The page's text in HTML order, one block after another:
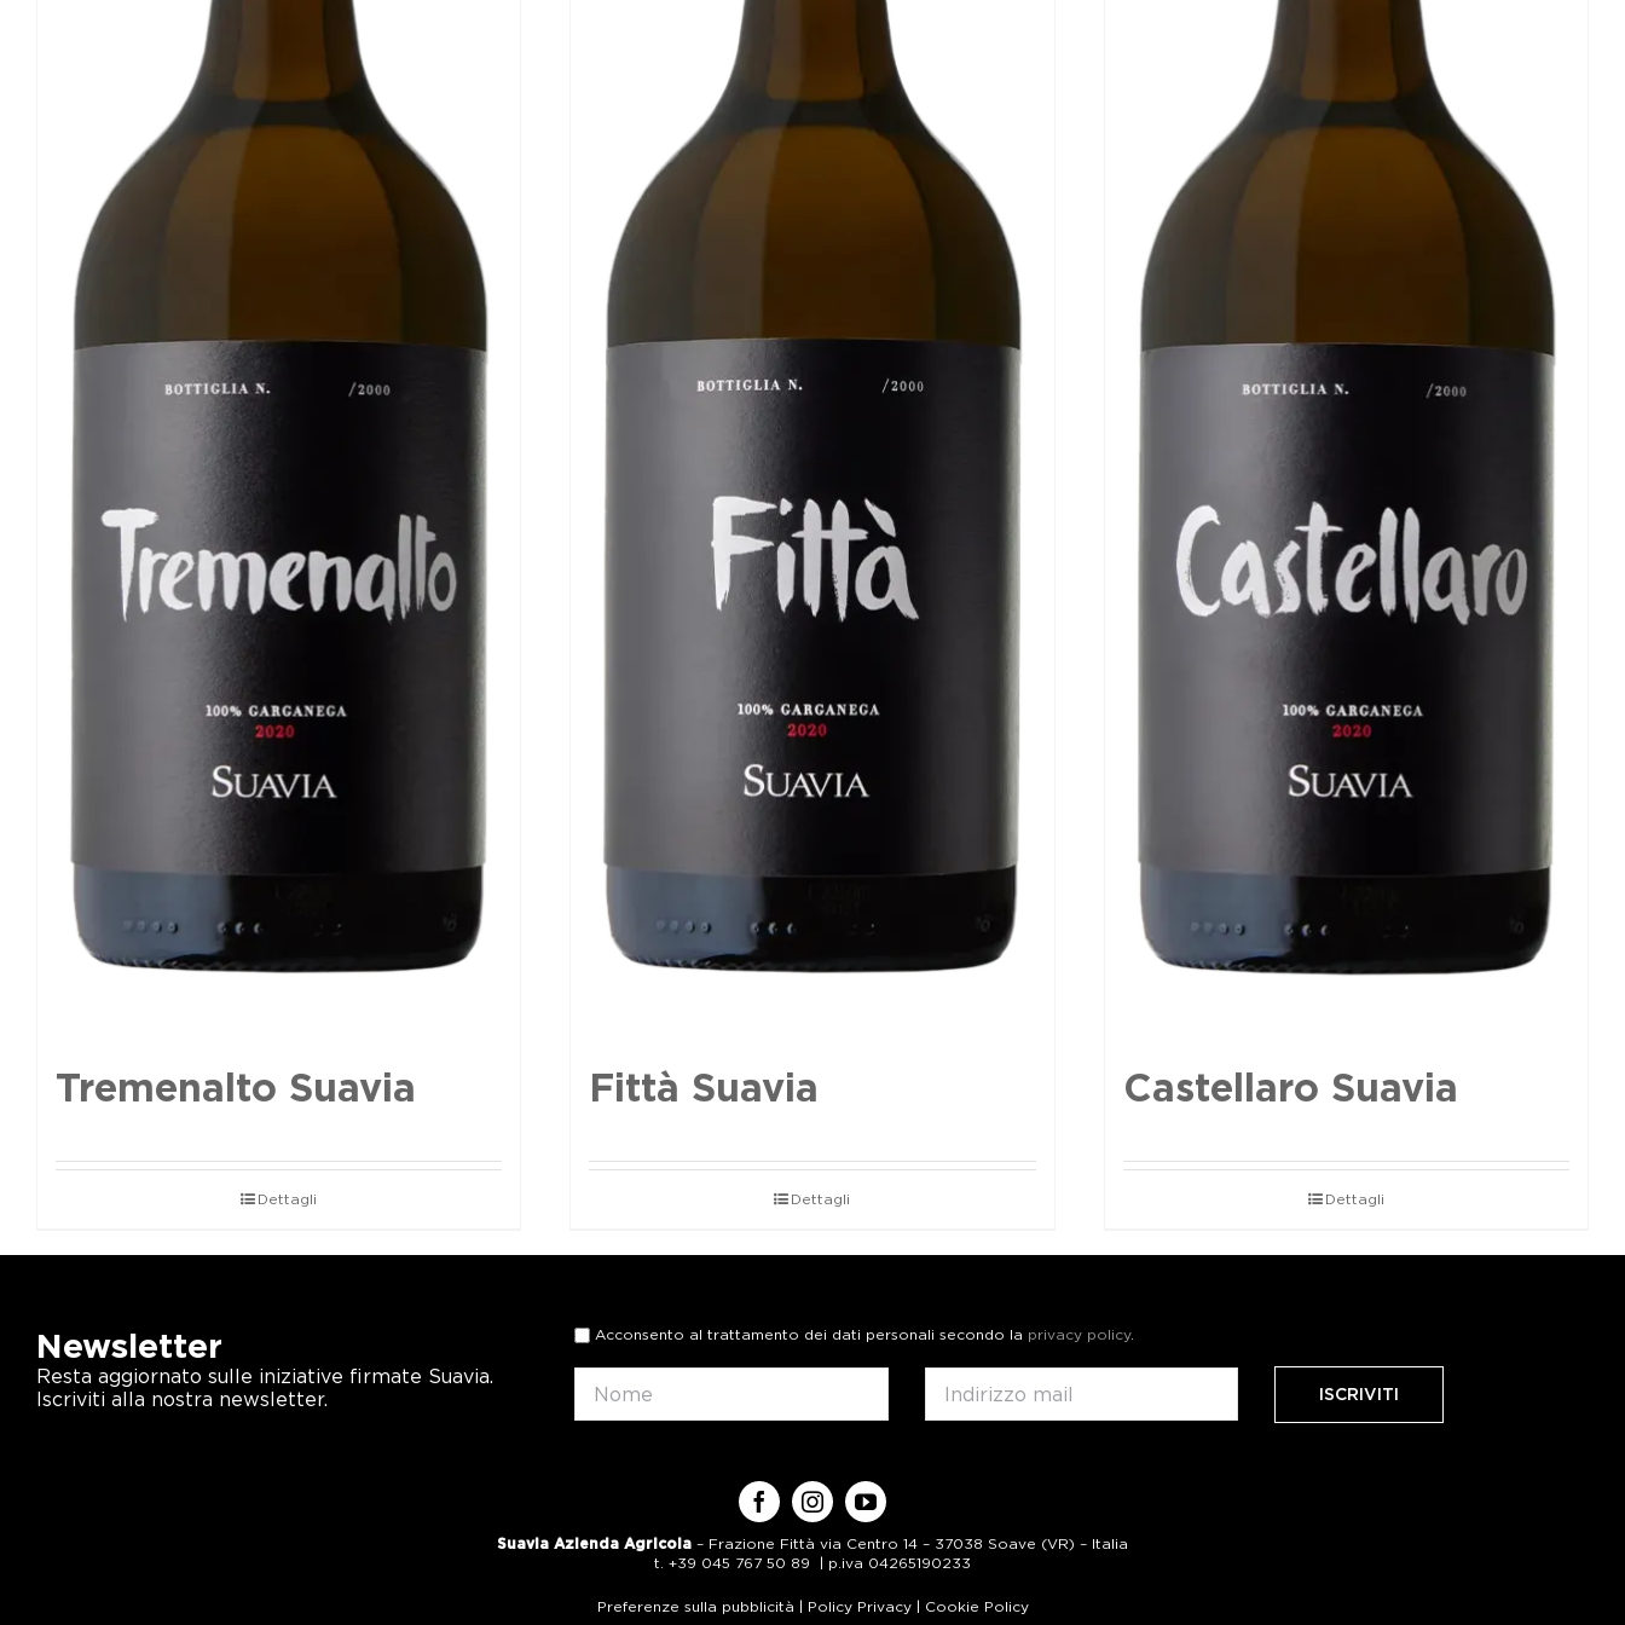
Tremenalto Suavia
Dettagli
Fittà Suavia
Dettagli
Castellaro Suavia
Dettagli
Newsletter
Resta aggiornato sulle iniziative firmate Suavia.
Iscriviti alla nostra newsletter.
Acconsento al trattamento dei dati personali secondo la privacy policy.
Suavia Azienda Agricola – Frazione Fittà via Centro 14 – 37038 Soave (VR) – Italia
t. +39 045 767 50 89 | p.iva 04265190233
Preferenze sulla pubblicità | Policy Privacy| Cookie Policy